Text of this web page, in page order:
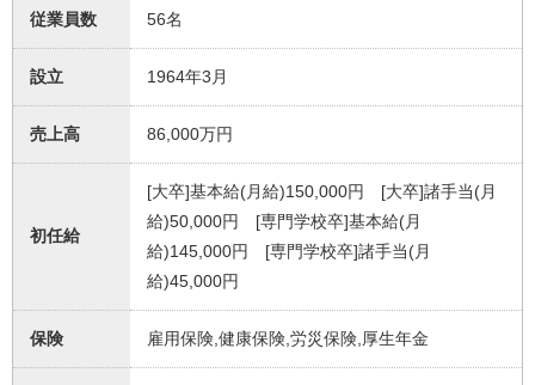
従業員数 56名
設立 1964年3月
売上高 86,000万円
初任給
[大卒]基本給(月給)150,000円 [大卒]諸手当(月
給)50,000円 [専門学校卒]基本給(月
給)145,000円 [専門学校卒]諸手当(月
給)45,000円
保険 雇用保険,健康保険,労災保険,厚生年金